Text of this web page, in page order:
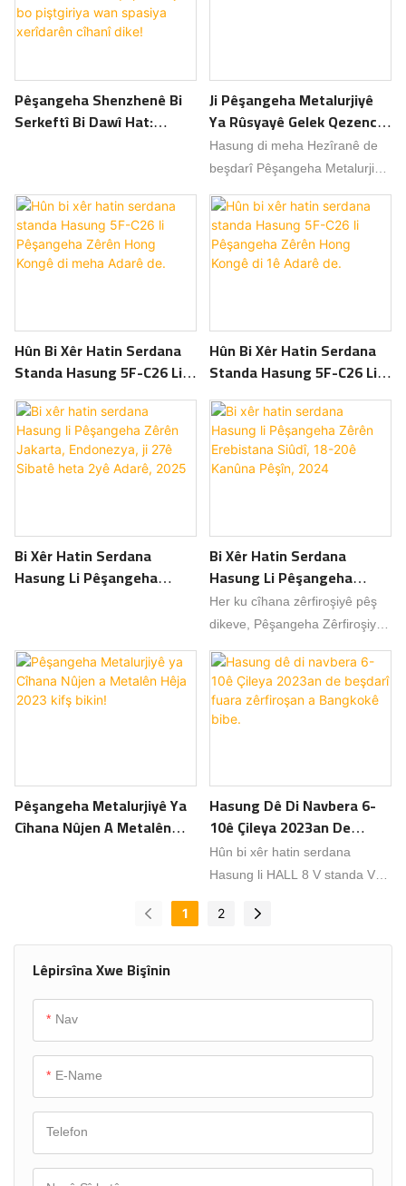
Lêpirsîna Xwe Bişînin
Nav
E-Name
Telefon
Pêşangeha Zêrênan a
Navneteweyî ya Shenzhenê ya
beşdarî çalakiya mezin a
pîşesaziyê bibin û trendên nû di
teknolojiya metalên hêja de
Pêşangeha Shenzhenê Bi
Serkeftî Bi Dawî Hat:
Cîhanî Dike!
Ji Pêşangeha Metalurjiyê
Ya Rûsyayê Gelek Qezenc
Kir
Hasung di meha Hezîranê de
beşdarî Pêşangeha Metalurjiyê
ya Moskowê bû û gelek ezmûn
û xerîdarên ku di pîşesaziya
metalên hêja de dixebitin bi
dest xist.
Hûn Bi Xêr Hatin Serdana
Standa Hasung 5F-C26 Li
Pêşangeha Zêrên Hong
Kongê Di Meha Adarê De.
Hûn Bi Xêr Hatin Serdana
Standa Hasung 5F-C26 Li
Pêşangeha Zêrên Hong
Kongê Di 1ê Adarê De.
Bi Xêr Hatin Serdana
Hasung Li Pêşangeha
Bi Xêr Hatin Serdana
Hasung Li Pêşangeha
Zêrên Erebistana Siûdî, 18-
20ê Kanûna Pêşîn, 2024
Her ku cîhana zêrfiroşiyê pêş
dikeve, Pêşangeha Zêrfiroşiyê
bûyera sereke derdikeve pêş
ku hunera destan, sêwiran û
nûjeniya herî baş nîşan dide.
plankirin, soz dide ku bibe
kombûnek bêhempa ya
rêberên pîşesaziyê,
hunermend û dilxwazên
zêrfiroşiyê ji çar aliyên cîhanê.
Hasung dê beşdarî vê bûyera
bi prestîj bibe û em bi germî we
Pêşangeha Metalurjiyê Ya
Cîhana Nûjen A Metalên
Hasung Dê Di Navbera 6-
10ê Çileya 2023an De
Beşdarî Fuara Zêrfiroşan A
Bangkokê Bibe.
Hûn bi xêr hatin serdana
Hasung li HALL 8 V standa V42
Bangkokê di navbera 6-10ê
Çileya 2023an de.
1 2